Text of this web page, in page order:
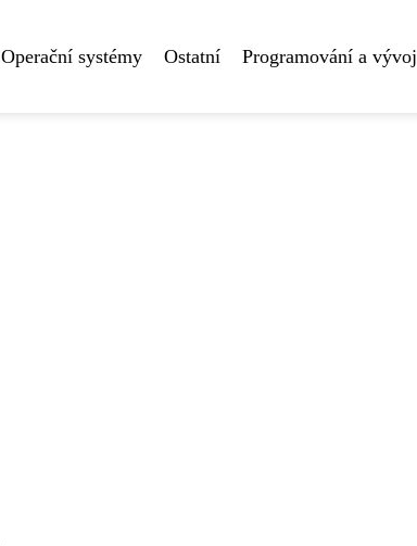
Operační systémy Ostatní Programování a vývoj